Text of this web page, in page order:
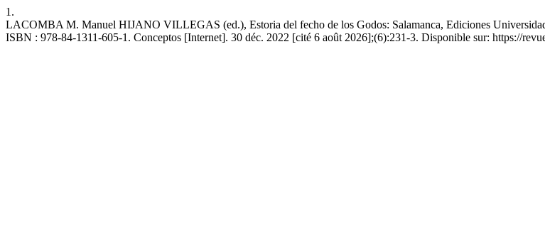
1.
LACOMBA M. Manuel HIJANO VILLEGAS (ed.), Estoria del fecho de los Godos: Salamanca, Ediciones
ISBN : 978-84-1311-605-1. Conceptos [Internet]. 30 déc. 2022 [cité 6 août 2026];(6):231-3. Disponible sur: https://